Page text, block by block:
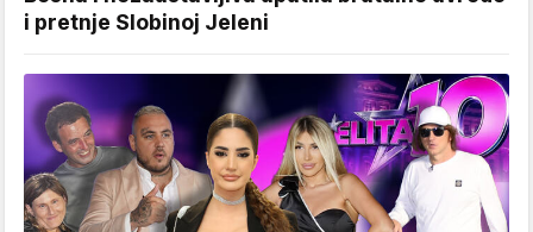
i pretnje Slobinoj Jeleni